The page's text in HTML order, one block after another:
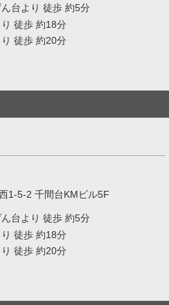
台より 徒歩 約5分
徒歩 約18分
徒歩 約20分
1-5-2 千間台KMビル5F
台より 徒歩 約5分
徒歩 約18分
徒歩 約20分